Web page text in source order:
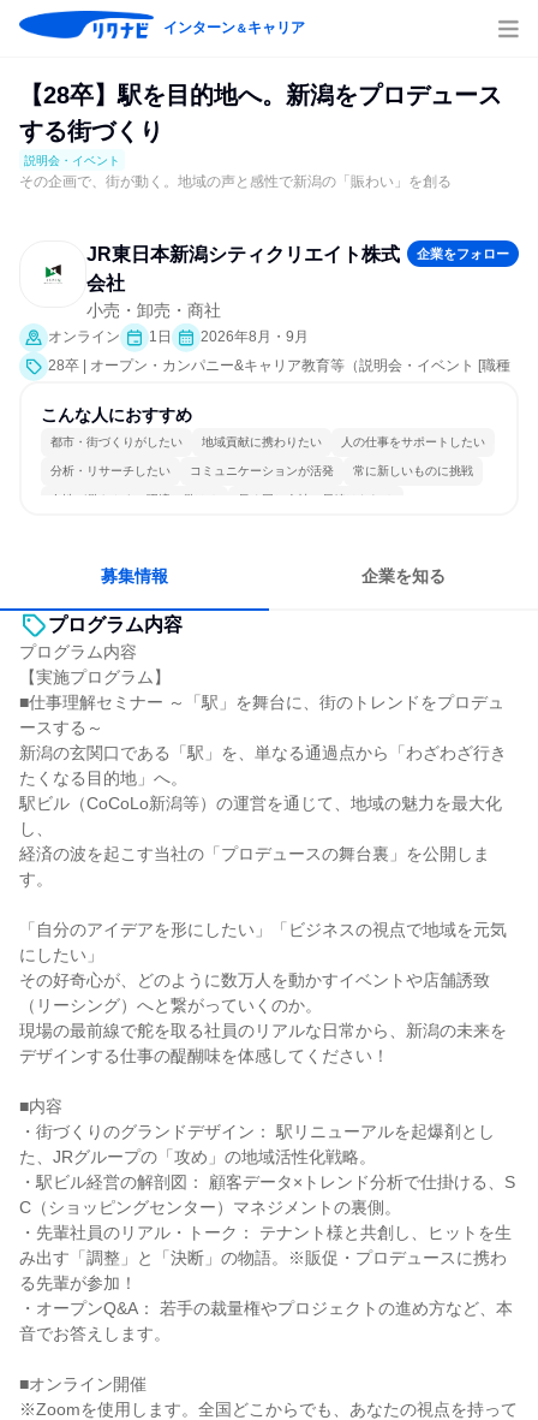
インターン＆キャリア
【28卒】駅を目的地へ。新潟をプロデュース
する街づくり
説明会・イベント
その企画で、街が動く。地域の声と感性で新潟の「賑わい」を創る
JR東日本新潟シティクリエイト株式
会社
企業をフォロー
小売・卸売・商社
オンライン 1日
2026年8月・9月
28卒 | オープン・カンパニー&キャリア教育等（説明会・イベント [職種
こんな人におすすめ
都市・街づくりがしたい 地域貢献に携わりたい 人の仕事をサポートしたい
分析・リサーチしたい コミュニケーションが活発 常に新しいものに挑戦
女性が働きやすい環境で働ける 長く同じ会社に居続けられる
募集情報 企業を知る
プログラム内容
プログラム内容
【実施プログラム】
■仕事理解セミナー ～「駅」を舞台に、街のトレンドをプロデュ
ースする～
新潟の玄関口である「駅」を、単なる通過点から「わざわざ行き
たくなる目的地」へ。
駅ビル（CoCoLo新潟等）の運営を通じて、地域の魅力を最大化
し、
経済の波を起こす当社の「プロデュースの舞台裏」を公開しま
す。
「自分のアイデアを形にしたい」「ビジネスの視点で地域を元気
にしたい」
その好奇心が、どのように数万人を動かすイベントや店舗誘致
（リーシング）へと繋がっていくのか。
現場の最前線で舵を取る社員のリアルな日常から、新潟の未来を
デザインする仕事の醍醐味を体感してください！
■内容
・街づくりのグランドデザイン： 駅リニューアルを起爆剤とし
た、JRグループの「攻め」の地域活性化戦略。
・駅ビル経営の解剖図： 顧客データ×トレンド分析で仕掛ける、S
C（ショッピングセンター）マネジメントの裏側。
・先輩社員のリアル・トーク： テナント様と共創し、ヒットを生
み出す「調整」と「決断」の物語。※販促・プロデュースに携わ
る先輩が参加！
・オープンQ&A： 若手の裁量権やプロジェクトの進め方など、本
音でお答えします。
■オンライン開催
※Zoomを使用します。全国どこからでも、あなたの視点を持って